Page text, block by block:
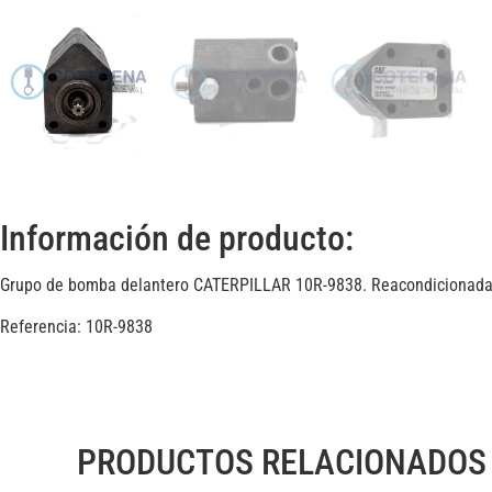
Información de producto:
Grupo de bomba delantero CATERPILLAR 10R-9838. Reacondicionada
Referencia: 10R-9838
PRODUCTOS RELACIONADOS